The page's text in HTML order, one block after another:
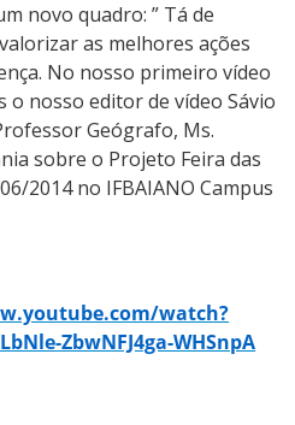
novo quadro: ” Tá de
as melhores ações
No nosso primeiro vídeo
o nosso editor de vídeo Sávio
Geógrafo, Ms.
sobre o Projeto Feira das
2014 no IFBAIANO Campus
watch?
ZbwNFJ4ga-WHSnpA